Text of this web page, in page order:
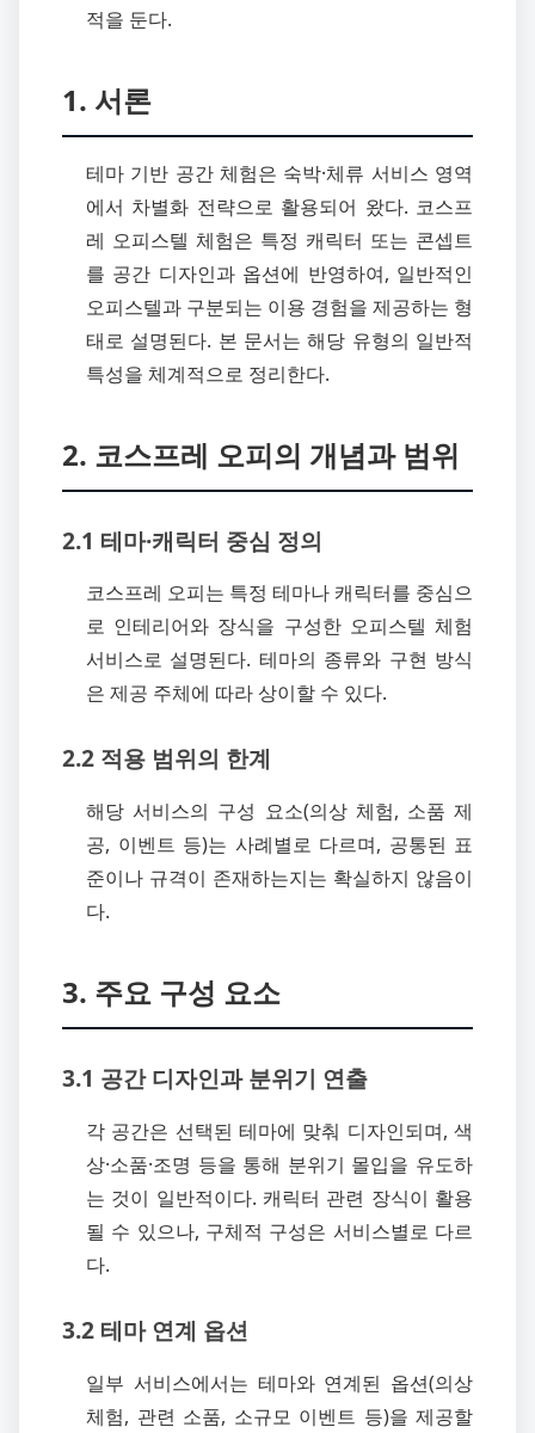
적을 둔다.
1. 서론
테마 기반 공간 체험은 숙박·체류 서비스 영역
에서 차별화 전략으로 활용되어 왔다. 코스프
레 오피스텔 체험은 특정 캐릭터 또는 콘셉트
를 공간 디자인과 옵션에 반영하여, 일반적인
오피스텔과 구분되는 이용 경험을 제공하는 형
태로 설명된다. 본 문서는 해당 유형의 일반적
특성을 체계적으로 정리한다.
2. 코스프레 오피의 개념과 범위
2.1 테마·캐릭터 중심 정의
코스프레 오피는 특정 테마나 캐릭터를 중심으
로 인테리어와 장식을 구성한 오피스텔 체험
서비스로 설명된다. 테마의 종류와 구현 방식
은 제공 주체에 따라 상이할 수 있다.
2.2 적용 범위의 한계
해당 서비스의 구성 요소(의상 체험, 소품 제
공, 이벤트 등)는 사례별로 다르며, 공통된 표
준이나 규격이 존재하는지는 확실하지 않음이
다.
3. 주요 구성 요소
3.1 공간 디자인과 분위기 연출
각 공간은 선택된 테마에 맞춰 디자인되며, 색
상·소품·조명 등을 통해 분위기 몰입을 유도하
는 것이 일반적이다. 캐릭터 관련 장식이 활용
될 수 있으나, 구체적 구성은 서비스별로 다르
다.
3.2 테마 연계 옵션
일부 서비스에서는 테마와 연계된 옵션(의상
체험, 관련 소품, 소규모 이벤트 등)을 제공할